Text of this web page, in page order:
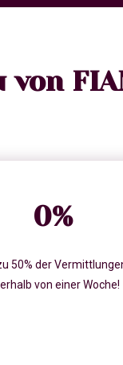
von
0%
50% der
von einer Woche!